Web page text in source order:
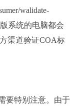
walidate-
系统的电脑都会
渠道验证COA标
要特别注意。由于